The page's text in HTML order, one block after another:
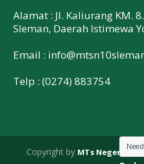
Alamat : Jl. Kaliurang KM.
Sleman, Daerah Istimewa
Email :
Telp : (0274) 883754
Copyright by MTs Negeri 10